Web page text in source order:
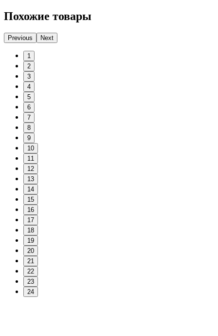
Похожие товары
Previous Next
1
2
3
4
5
6
7
8
9
10
11
12
13
14
15
16
17
18
19
20
21
22
23
24